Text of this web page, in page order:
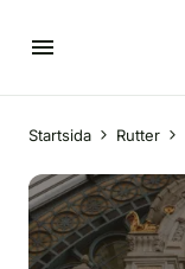
Startsida Rutter